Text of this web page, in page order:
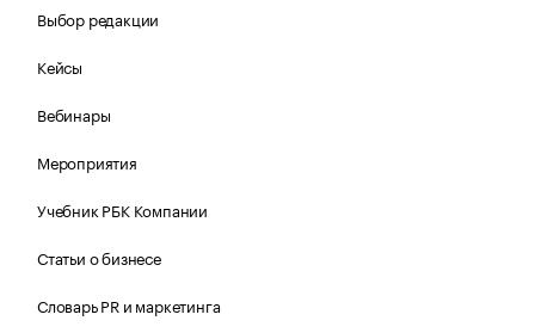
Выбор редакции
Кейсы
Вебинары
Мероприятия
Учебник РБК Компании
Статьи о бизнесе
Словарь PR и маркетинга